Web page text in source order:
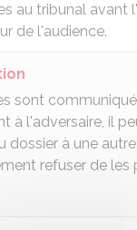
au tribunal avant
de l'audience.
sont
à l'adversaire, il
dossier à une
refuser de les